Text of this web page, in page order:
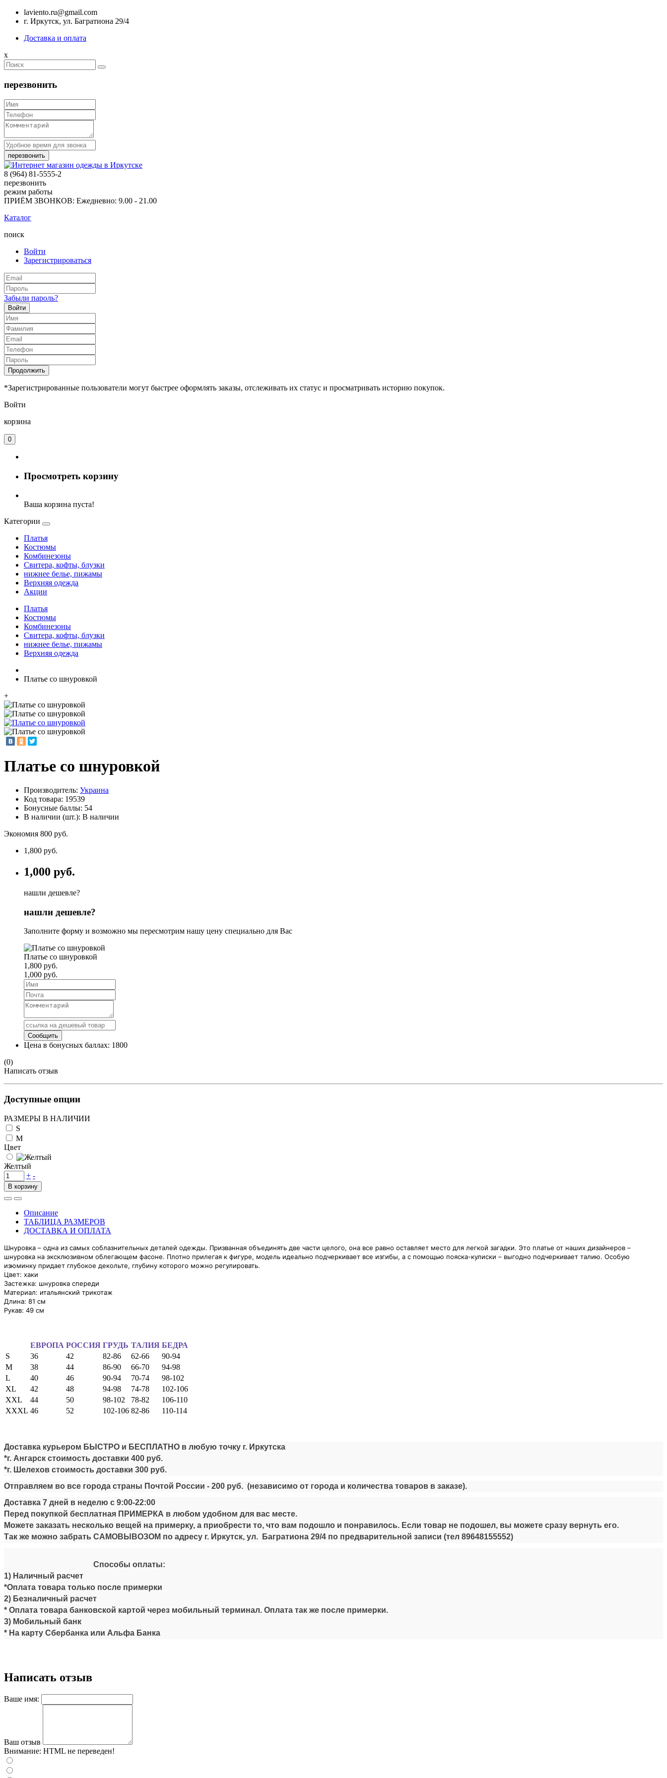
laviento.ru@gmail.com
г. Иркутск, ул. Багратиона 29/4
Доставка и оплата
x
перезвонить
8 (964) 81-5555-2
перезвонить
режим работы
ПРИЁМ ЗВОНКОВ: Ежедневно: 9.00 - 21.00
Каталог
поиск
Войти
Зарегистрироваться
Забыли пароль?
Войти
Продолжить
*Зарегистрированные пользователи могут быстрее оформлять заказы, отслеживать их статус и просматривать историю покупок.
Войти
корзина
0
Просмотреть корзину
Ваша корзина пуста!
Категории
Платья
Костюмы
Комбинезоны
Свитера, кофты, блузки
нижнее белье, пижамы
Верхняя одежда
Акции
Платья
Костюмы
Комбинезоны
Свитера, кофты, блузки
нижнее белье, пижамы
Верхняя одежда
Платье со шнуровкой
+
Платье со шнуровкой
Производитель: Украина
Код товара: 19539
Бонусные баллы: 54
В наличии (шт.): В наличии
Экономия 800 руб.
1,800 руб.
1,000 руб.
нашли дешевле?
нашли дешевле?
Заполните форму и возможно мы пересмотрим нашу цену специально для Вас
Платье со шнуровкой
1,800 руб.
1,000 руб.
Цена в бонусных баллах: 1800
(0)
Написать отзыв
Доступные опции
РАЗМЕРЫ В НАЛИЧИИ
S
M
Цвет
Желтый
+ -
В корзину
Описание
ТАБЛИЦА РАЗМЕРОВ
ДОСТАВКА И ОПЛАТА
Шнуровка – одна из самых соблазнительных деталей одежды. Призванная объединять две части целого, она все равно оставляет место для легкой загадки. Это платье от наших дизайнеров –
шнуровка на эксклюзивном облегающем фасоне. Плотно прилегая к фигуре, модель идеально подчеркивает все изгибы, а с помощью пояска-кулиски – выгодно подчеркивает талию. Особую
изюминку придает глубокое декольте, глубину которого можно регулировать.
Цвет: хаки
Застежка: шнуровка спереди
Материал: итальянский трикотаж
Длина: 81 см
Рукав: 49 см
ЕВРОПА РОССИЯ ГРУДЬ ТАЛИЯ БЕДРА
S
36 42 82-86 62-66
90-94
M
38 44 86-90 66-70
94-98
L
40 46 90-94 70-74
98-102
XL
42 48 94-98 74-78
102-106
XXL
44 50 98-102 78-82
106-110
XXXL 46 52 102-106 82-86 110-114
Доставка курьером БЫСТРО и БЕСПЛАТНО в любую точку г. Иркутска
*г. Ангарск стоимость доставки 400 руб.
*г. Шелехов стоимость доставки 300 руб.
Отправляем во все города страны Почтой России - 200 руб. (независимо от города и количества товаров в заказе).
Доставка 7 дней в неделю с 9:00-22:00
Перед покупкой бесплатная ПРИМЕРКА в любом удобном для вас месте.
Можете заказать несколько вещей на примерку, а приобрести то, что вам подошло и понравилось. Если товар не подошел, вы можете сразу вернуть его.
Так же можно забрать САМОВЫВОЗОМ по адресу г. Иркутск, ул. Багратиона 29/4 по предварительной записи (тел 89648155552)
Способы оплаты:
1) Наличный расчет
*Оплата товара только после примерки
2) Безналичный расчет
* Оплата товара банковской картой через мобильный терминал. Оплата так же после примерки.
3) Мобильный банк
* На карту Сбербанка или Альфа Банка
Написать отзыв
Ваше имя:
Ваш отзыв
Внимание: HTML не переведен!